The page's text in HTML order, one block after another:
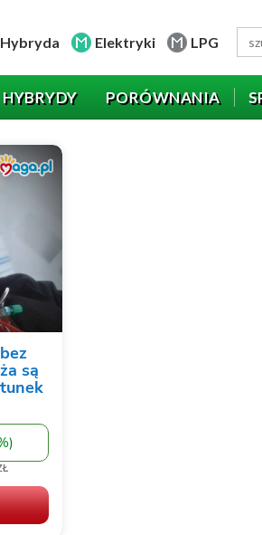
Hybryda Elektryki LPG
HYBRYDY PORÓWNANIA